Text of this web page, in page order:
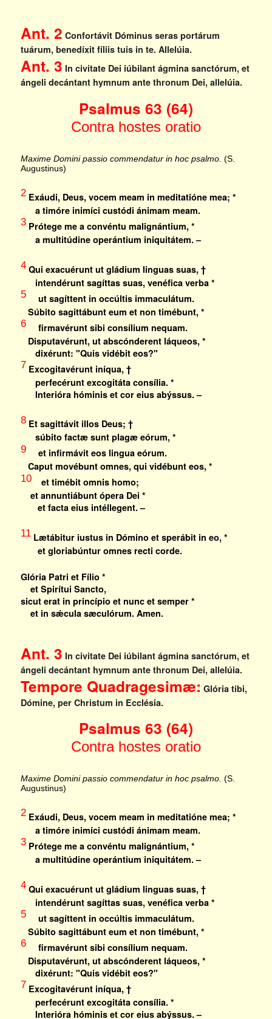
Ant. 2 Confortávit Dóminus seras portárum
tuárum, benedíxit fíliis tuis in te. Allelúia.
Ant. 3 In civitate Dei iúbilant ágmina sanctórum, et
ángeli decántant hymnum ante thronum Dei, allelúia.
Psalmus 63 (64)
Contra hostes oratio
Maxime Domini passio commendatur in hoc psalmo. (S.
Augustinus)
2Exáudi, Deus, vocem meam in meditatióne mea; *
a timóre inimíci custódi ánimam meam.
3Prótege me a convéntu malignántium, *
a multitúdine operántium iniquitátem. –
4Qui exacuérunt ut gládium linguas suas, †
intendérunt sagíttas suas, venéfica verba *
5ut sagíttent in occúltis immaculátum.
Súbito sagittábunt eum et non timébunt, *
6firmavérunt sibi consílium nequam.
Disputavérunt, ut abscónderent láqueos, *
dixérunt: "Quis vidébit eos?"
7 Excogitavérunt iníqua, †
perfecérunt excogitáta consília. *
Interióra hóminis et cor eius abýssus. –
8Et sagittávit illos Deus; †
súbito factæ sunt plagæ eórum, *
9et infirmávit eos lingua eórum.
Caput movébunt omnes, qui vidébunt eos, *
10et timébit omnis homo;
et annuntiábunt ópera Dei *
et facta eius intéllegent. –
11Lætábitur iustus in Dómino et sperábit in eo, *
et gloriabúntur omnes recti corde.
Glória Patri et Fílio *
et Spirítui Sancto,
sicut erat in princípio et nunc et semper *
et in sǽcula sæculórum. Amen.
Ant. 3 In civitate Dei iúbilant ágmina sanctórum, et
ángeli decántant hymnum ante thronum Dei, allelúia.
Tempore Quadragesimæ: Glória tibi,
Dómine, per Christum in Ecclésia.
Psalmus 63 (64)
Contra hostes oratio
Maxime Domini passio commendatur in hoc psalmo. (S.
Augustinus)
2Exáudi, Deus, vocem meam in meditatióne mea; *
a timóre inimíci custódi ánimam meam.
3Prótege me a convéntu malignántium, *
a multitúdine operántium iniquitátem. –
4Qui exacuérunt ut gládium linguas suas, †
intendérunt sagíttas suas, venéfica verba *
5ut sagíttent in occúltis immaculátum.
Súbito sagittábunt eum et non timébunt, *
6firmavérunt sibi consílium nequam.
Disputavérunt, ut abscónderent láqueos, *
dixérunt: "Quis vidébit eos?"
7 Excogitavérunt iníqua, †
perfecérunt excogitáta consília. *
Interióra hóminis et cor eius abýssus. –